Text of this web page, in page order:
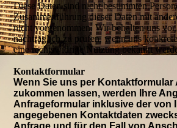
Diese Daten sind nicht bestimmten
Zusammenführung dieser Daten mit
nicht vorgenommen. Wir behalten uns
nachträglich zu prüfen, wenn uns
eine rechtswidrige Nutzung bekannt
Kontaktformular
Wenn Sie uns per Kontaktformular
zukommen lassen, werden Ihre
Anfrageformular inklusive der von
angegebenen Kontaktdaten
Anfrage und für den Fall von